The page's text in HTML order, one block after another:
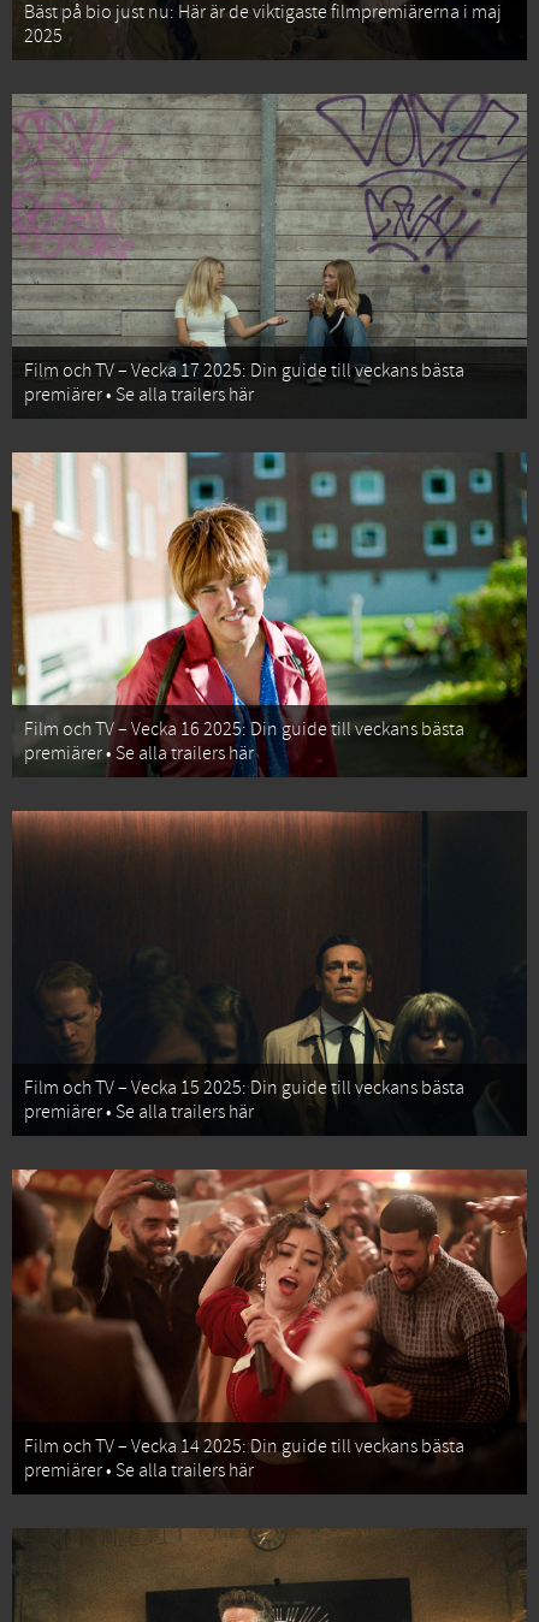
Bäst på bio just nu: Här är de viktigaste filmpremiärerna i maj
2025
Film och TV – Vecka 17 2025: Din guide till veckans bästa
premiärer • Se alla trailers här
Film och TV – Vecka 16 2025: Din guide till veckans bästa
premiärer • Se alla trailers här
Film och TV – Vecka 15 2025: Din guide till veckans bästa
premiärer • Se alla trailers här
Film och TV – Vecka 14 2025: Din guide till veckans bästa
premiärer • Se alla trailers här